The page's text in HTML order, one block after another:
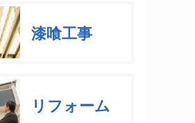
漆喰工事
リフォーム